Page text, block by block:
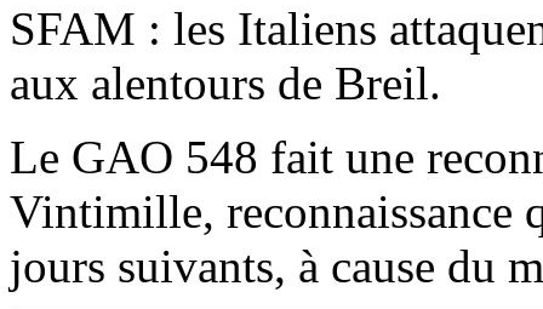
SFAM : les Italiens
aux alentours de Breil.
Le GAO 548 fait une
Vintimille, reconnaissance
jours suivants, à cause du